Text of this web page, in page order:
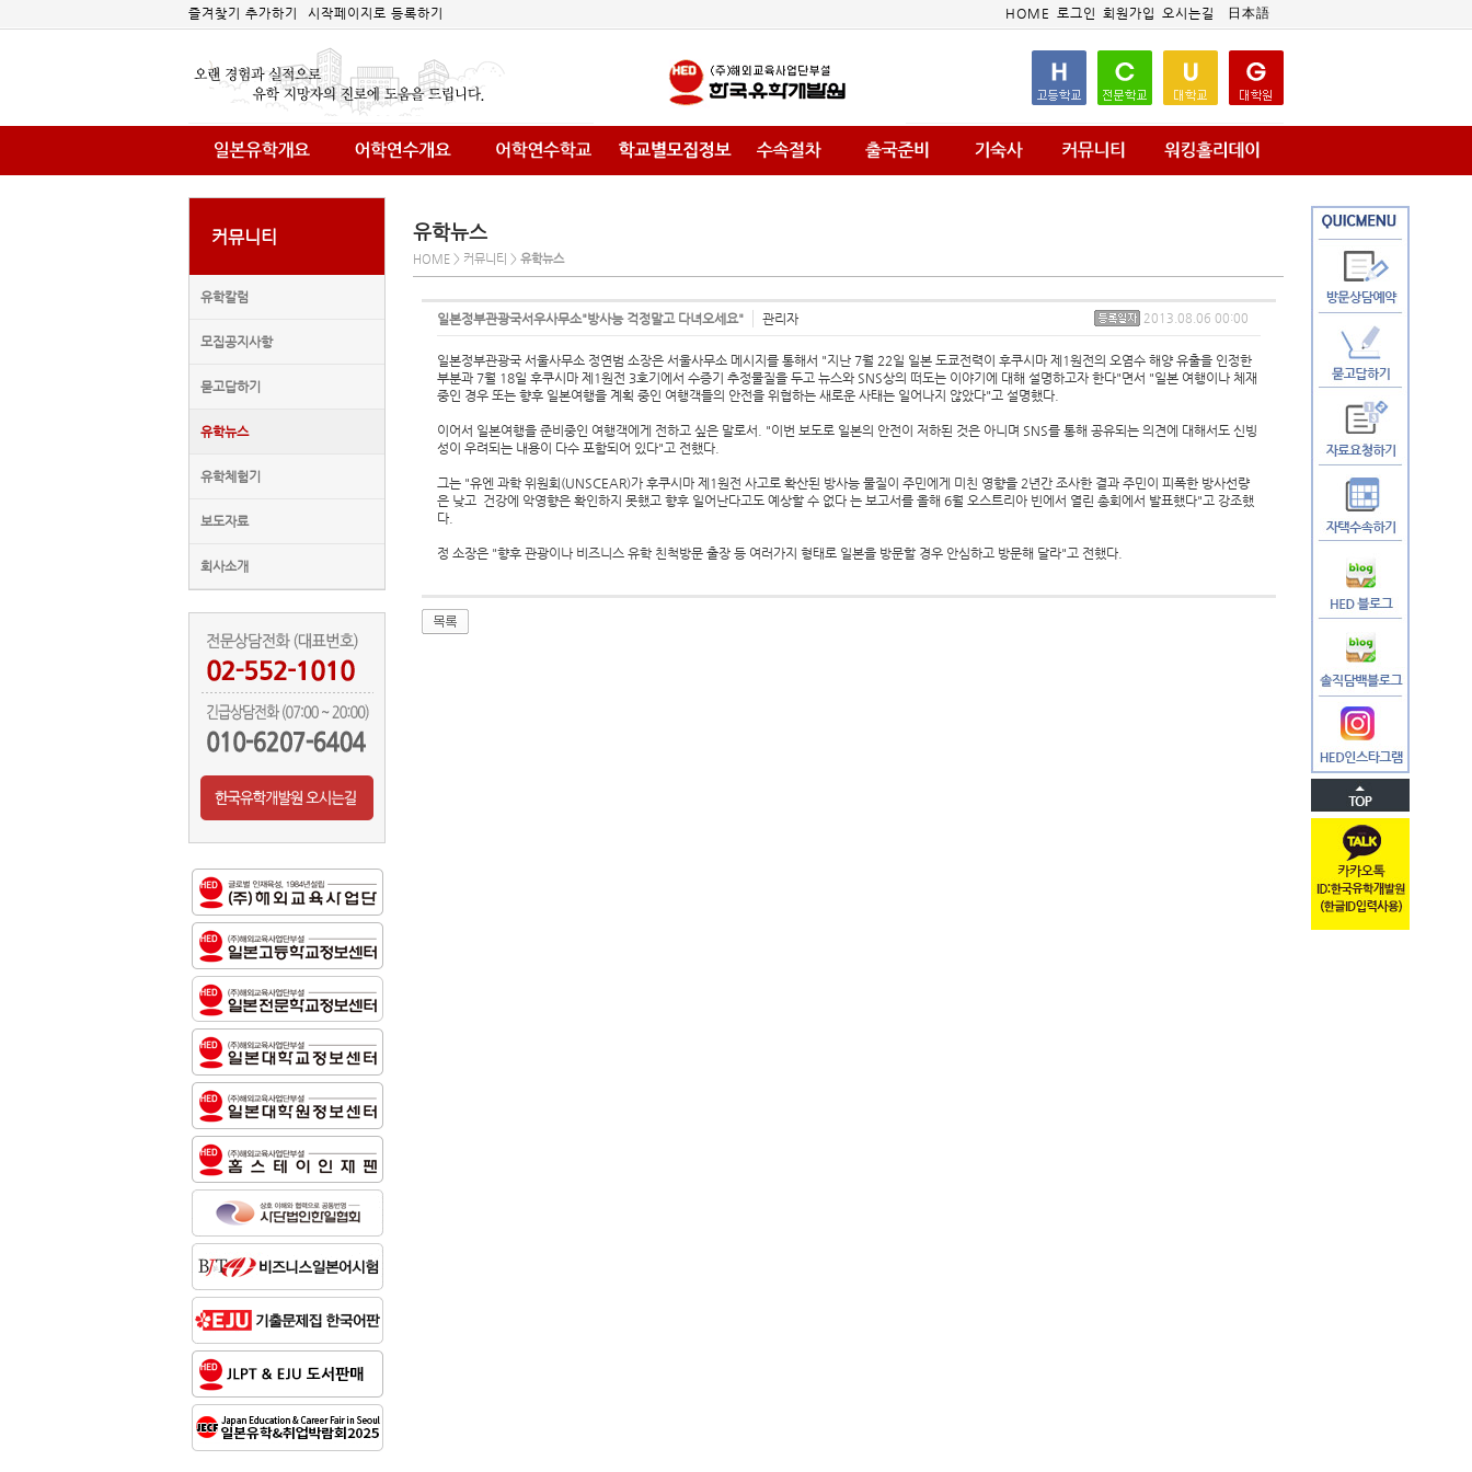
즐겨찾기 추가하기 시작페이지로 등록하기 HOME 로그인 회원가입 오시는길 日本語
커뮤니티
유학칼럼
모집공지사항
묻고답하기
유학뉴스
유학체험기
보도자료
회사소개
유학뉴스
HOME > 커뮤니티 > 유학뉴스
일본정부관광국서우사무소"방사능 걱정말고 다녀오세요" 관리자 2013.08.06 00:00
일본정부관광국 서울사무소 정연범 소장은 서울사무소 메시지를 통해서 "지난 7월 22일 일본 도쿄전력이 후쿠시마 제1원전의 오염수 해양 유출을 인정한
부분과 7월 18일 후쿠시마 제1원전 3호기에서 수증기 추정물질을 두고 뉴스와 SNS상의 떠도는 이야기에 대해 설명하고자 한다"면서 "일본 여행이나 체재
중인 경우 또는 향후 일본여행을 계획 중인 여행객들의 안전을 위협하는 새로운 사태는 일어나지 않았다"고 설명했다.
이어서 일본여행을 준비중인 여행객에게 전하고 싶은 말로서. "이번 보도로 일본의 안전이 저하된 것은 아니며 SNS를 통해 공유되는 의견에 대해서도 신빙
성이 우려되는 내용이 다수 포함되어 있다"고 전했다.
그는 "유엔 과학 위원회(UNSCEAR)가 후쿠시마 제1원전 사고로 확산된 방사능 물질이 주민에게 미친 영향을 2년간 조사한 결과 주민이 피폭한 방사선량
은 낮고 건강에 악영향은 확인하지 못했고 향후 일어난다고도 예상할 수 없다는 보고서를 올해 6월 오스트리아 빈에서 열린 총회에서 발표했다"고 강조했
다.
정 소장은 "향후 관광이나 비즈니스 유학 친척방문 출장 등 여러가지 형태로 일본을 방문할 경우 안심하고 방문해 달라"고 전했다.